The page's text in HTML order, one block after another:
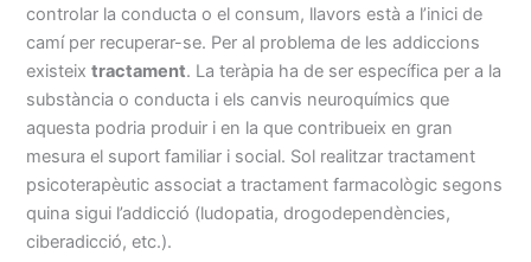
controlar la conducta o el consum, llavors està a l’inici de
camí per recuperar-se. Per al problema de les addiccions
existeixtractament. La teràpia ha de ser específica per a la
substància o conducta i els canvis neuroquímics que
aquesta podria produir i en la que contribueix en gran
mesura el suport familiar i social. Sol realitzar tractament
psicoterapèutic associat a tractament farmacològic segons
quina sigui l’addicció (ludopatia, drogodependències,
ciberadicció, etc.).